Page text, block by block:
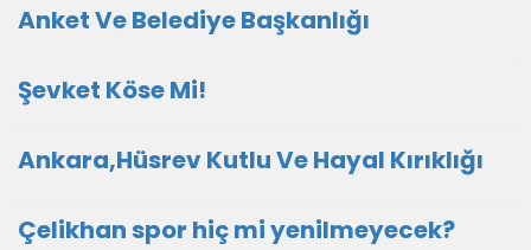
Anket Ve Belediye Başkanlığı
Şevket Köse Mi!
Ankara,Hüsrev Kutlu Ve Hayal Kırıklığı
Çelikhan spor hiç mi yenilmeyecek?